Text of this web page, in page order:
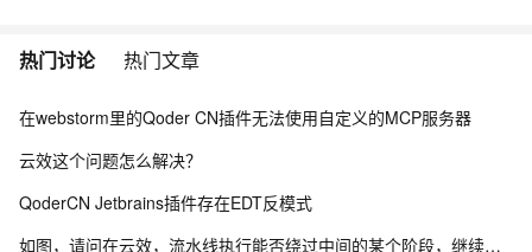
热门讨论 热门文章
在webstorm里的Qoder CN插件无法使用自定义的MCP服务器
云效这个问题怎么解决？
QoderCN Jetbrains插件存在EDT反模式
如图，请问在云效，流水线执行能否绕过中间的某个阶段，继续向后执行？